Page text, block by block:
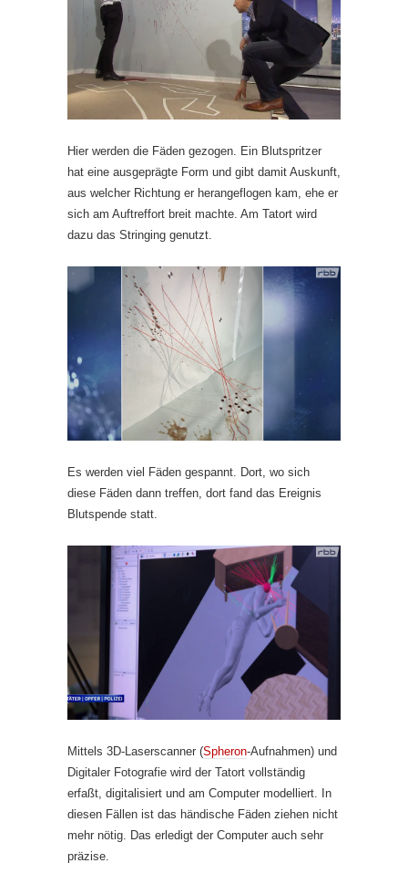
Hier werden die Fäden gezogen. Ein Blutspritzer
hat eine ausgeprägte Form und gibt damit Auskunft,
aus welcher Richtung er herangeflogen kam, ehe er
sich am Auftreffort breit machte. Am Tatort wird
dazu das Stringing genutzt.
Es werden viel Fäden gespannt. Dort, wo sich
diese Fäden dann treffen, dort fand das Ereignis
Blutspende statt.
Mittels 3D-Laserscanner (Spheron-Aufnahmen) und
Digitaler Fotografie wird der Tatort vollständig
erfaßt, digitalisiert und am Computer modelliert. In
diesen Fällen ist das händische Fäden ziehen nicht
mehr nötig. Das erledigt der Computer auch sehr
präzise.